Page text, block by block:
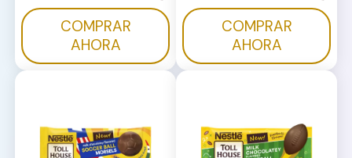
estrellas.
82
COMPRAR
AHORA
14
reseñas
COMPRAR
AHORA